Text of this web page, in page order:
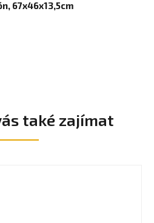
67x46x13,5cm
také zajímat